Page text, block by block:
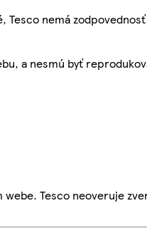
nemá
a nesmú byť
Tesco neoveruje